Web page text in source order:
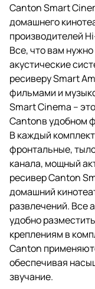
Canton Smart
домашнего
производителей
Все, что вам
акустические
ресиверу Smart
фильмами и
Smart Cinema –
Cantonв удобном
В каждый
фронтальные,
канала, мощный
ресивер Canton
домашний
развлечений. Все
удобно
креплениям в
Canton
обеспечивая
звучание.